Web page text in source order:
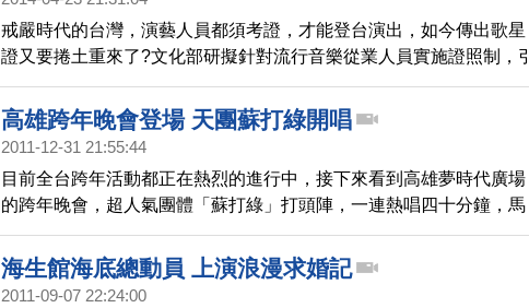
戒嚴時代的台灣，演藝人員都須考證，才能登台演出，如今傳出歌星
證又要捲土重來了?文化部研擬針對流行音樂從業人員實施證照制，引
發藝文界抨擊，綜藝大哥吳宗憲直言，現在不是30年前的台灣，藝人
演出不需受國家認可。文化部緊急發出新聞稿滅火，表示僅針對燈光
音響等技術人員考證，而且不涉及執業許可。
高雄跨年晚會登場 天團蘇打綠開唱
2011-12-31 21:55:44
目前全台跨年活動都正在熱烈的進行中，接下來看到高雄夢時代廣場
的跨年晚會，超人氣團體「蘇打綠」打頭陣，一連熱唱四十分鐘，馬
上看到現場的精采畫面。
海生館海底總動員 上演浪漫求婚記
2011-09-07 22:24:00